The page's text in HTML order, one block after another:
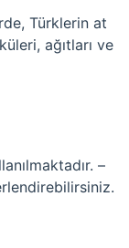
Türklerin at
ağıtları ve
–